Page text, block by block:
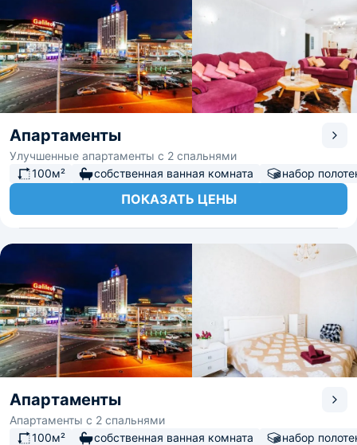
Апартаменты
Улучшенные апартаменты с 2 спальнями
100м²
собственная ванная комната набор
ПОКАЗАТЬ ЦЕНЫ
Апартаменты
Апартаменты с 2 спальнями
100м²
собственная ванная комната набор